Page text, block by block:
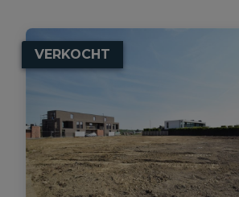
VERKOCHT